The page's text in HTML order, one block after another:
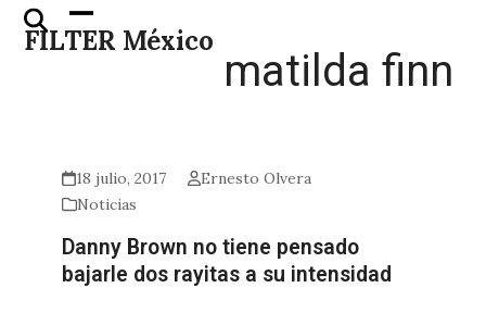
Skip
FILTER México
Open
mobile
Close
mobile
matilda finn
18 julio, 2017
Ernesto Olvera
Noticias
Danny Brown no tiene pensado
bajarle dos rayitas a su intensidad